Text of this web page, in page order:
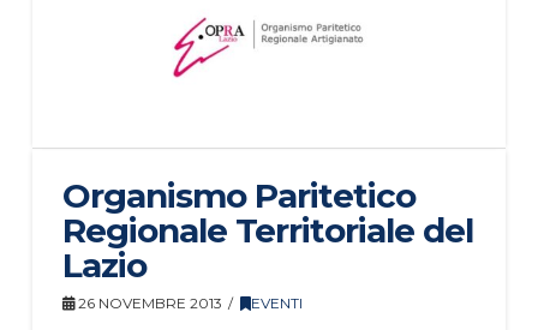
Organismo Paritetico
Regionale Territoriale del
Lazio
26 NOVEMBRE 2013 EVENTI